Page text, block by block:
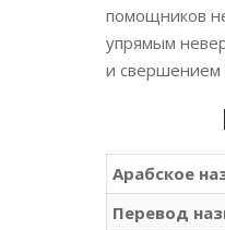
помощников
упрямым
и свершением
Арабское
Перевод